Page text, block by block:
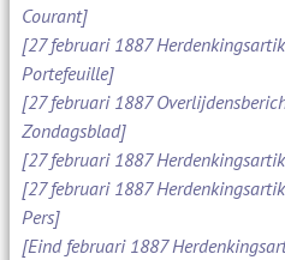
Courant]
[27 februari 1887
Portefeuille]
[27 februari 1887
Zondagsblad]
[27 februari 1887
[27 februari 1887
Pers]
[Eind februari 1887